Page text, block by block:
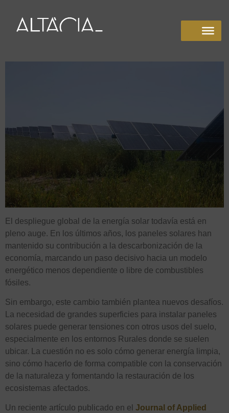
El despliegue global de la energía solar todavía está en
pleno auge. En los últimos años, los paneles solares han
mantenido su contribución a la descarbonización de la
economía, marcando un paso decisivo hacia un modelo
energético menos dependiente o libre de combustibles
fósiles.
Sin embargo, este cambio también plantea nuevos desafíos.
La necesidad de grandes superficies para instalar paneles
solares puede generar tensiones con otros usos del suelo,
especialmente en los entornos Rurales donde se suelen
ubicar. La cuestión no es solo cómo generar energía limpia,
sino cómo hacerlo de forma compatible con la conservación
de la naturaleza y fomentando la restauración de los
ecosistemas afectados.
Un reciente artículo publicado en el Journal of Applied